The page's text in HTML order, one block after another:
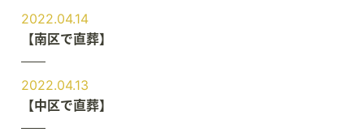
2022.04.14
【南区で直葬】
2022.04.13
【中区で直葬】